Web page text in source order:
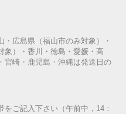
広島県（福山市のみ対象）・
象）・香川・徳島・愛媛・高
宮崎・鹿児島・沖縄は発送日の
ご記入下さい（午前中，14：